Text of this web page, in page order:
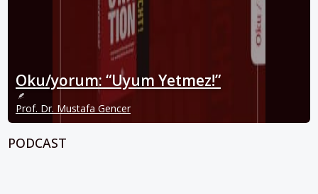
Oku/yorum: “Uyum Yetmez!”
Prof. Dr. Mustafa Gencer
PODCAST